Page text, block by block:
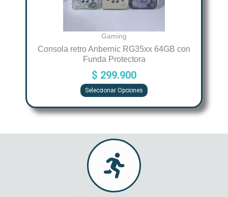
Gaming
Consola retro Anbernic RG35xx 64GB con
Funda Protectora
$ 299.900
Seleccionar Opciones
opciones
pueden
elegir
en
la
página
producto